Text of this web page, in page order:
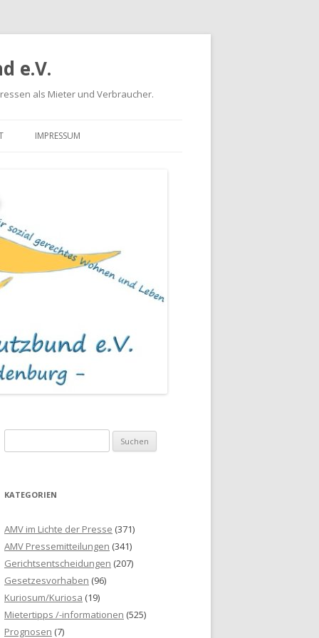
e.V.
als Mieter und Verbraucher.
IMPRESSUM
u
h
n
n
a
c
h
:
KATEGORIEN
AMV im Lichte der Presse (371)
AMV Pressemitteilungen (341)
Gerichtsentscheidungen (207)
Gesetzesvorhaben (96)
Kuriosum/Kuriosa (19)
Mietertipps /-informationen (525)
Prognosen (7)